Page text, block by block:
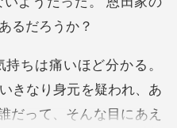
きなり身元を疑われ、あ